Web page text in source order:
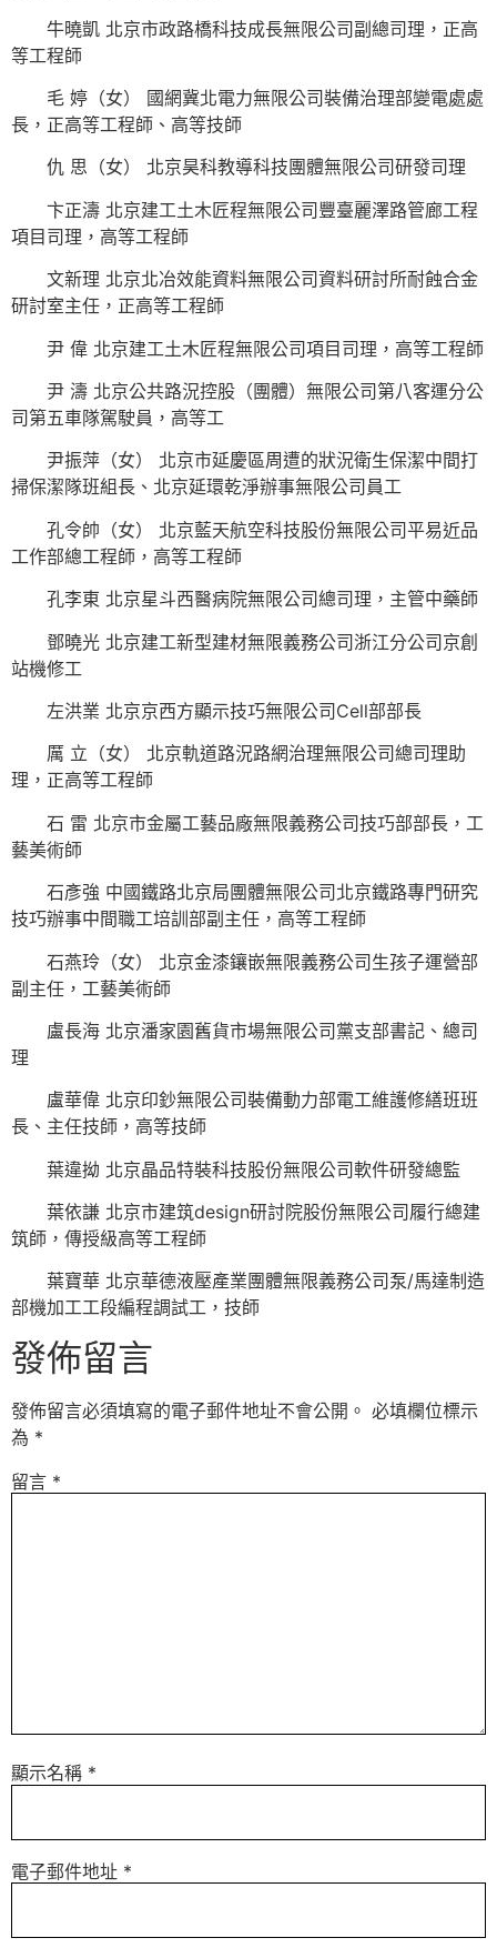
牛曉凱 北京市政路橋科技成長無限公司副總司理，正高
等工程師
毛 婷（女） 國網冀北電力無限公司裝備治理部變電處處
長，正高等工程師、高等技師
仇 思（女） 北京昊科教導科技團體無限公司研發司理
卞正濤 北京建工土木匠程無限公司豐臺麗澤路管廊工程
項目司理，高等工程師
文新理 北京北冶效能資料無限公司資料研討所耐蝕合金
研討室主任，正高等工程師
尹 偉 北京建工土木匠程無限公司項目司理，高等工程師
尹 濤 北京公共路況控股（團體）無限公司第八客運分公
司第五車隊駕駛員，高等工
尹振萍（女） 北京市延慶區周遭的狀況衛生保潔中間打
掃保潔隊班組長、北京延環乾淨辦事無限公司員工
孔令帥（女） 北京藍天航空科技股份無限公司平易近品
工作部總工程師，高等工程師
孔李東 北京星斗西醫病院無限公司總司理，主管中藥師
鄧曉光 北京建工新型建材無限義務公司浙江分公司京創
站機修工
左洪業 北京京西方顯示技巧無限公司Cell部部長
厲 立（女） 北京軌道路況路網治理無限公司總司理助
理，正高等工程師
石 雷 北京市金屬工藝品廠無限義務公司技巧部部長，工
藝美術師
石彥強 中國鐵路北京局團體無限公司北京鐵路專門研究
技巧辦事中間職工培訓部副主任，高等工程師
石燕玲（女） 北京金漆鑲嵌無限義務公司生孩子運營部
副主任，工藝美術師
盧長海 北京潘家園舊貨市場無限公司黨支部書記、總司
理
盧華偉 北京印鈔無限公司裝備動力部電工維護修繕班班
長、主任技師，高等技師
葉違拗 北京晶品特裝科技股份無限公司軟件研發總監
葉依謙 北京市建筑design研討院股份無限公司履行總建
筑師，傳授級高等工程師
葉寶華 北京華德液壓產業團體無限義務公司泵/馬達制造
部機加工工段編程調試工，技師
發佈留言
發佈留言必須填寫的電子郵件地址不會公開。 必填欄位標示
為 *
留言 *
顯示名稱 *
電子郵件地址 *